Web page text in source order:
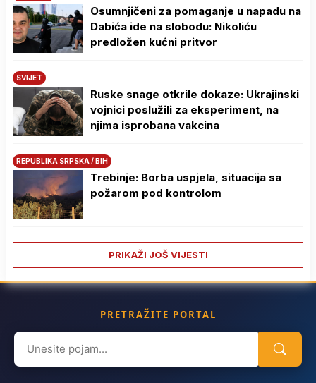
Osumnjičeni za pomaganje u napadu na
Dabića ide na slobodu: Nikoliću
predložen kućni pritvor
SVIJET
Ruske snage otkrile dokaze: Ukrajinski
vojnici poslužili za eksperiment, na
njima isprobana vakcina
REPUBLIKA SRPSKA / BIH
Trebinje: Borba uspjela, situacija sa
požarom pod kontrolom
PRIKAŽI JOŠ VIJESTI
PRETRAŽITE PORTAL
Search
for: